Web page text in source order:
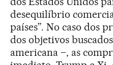
desequilíbrio
países”. No caso dos
dos objetivos
americana –, as